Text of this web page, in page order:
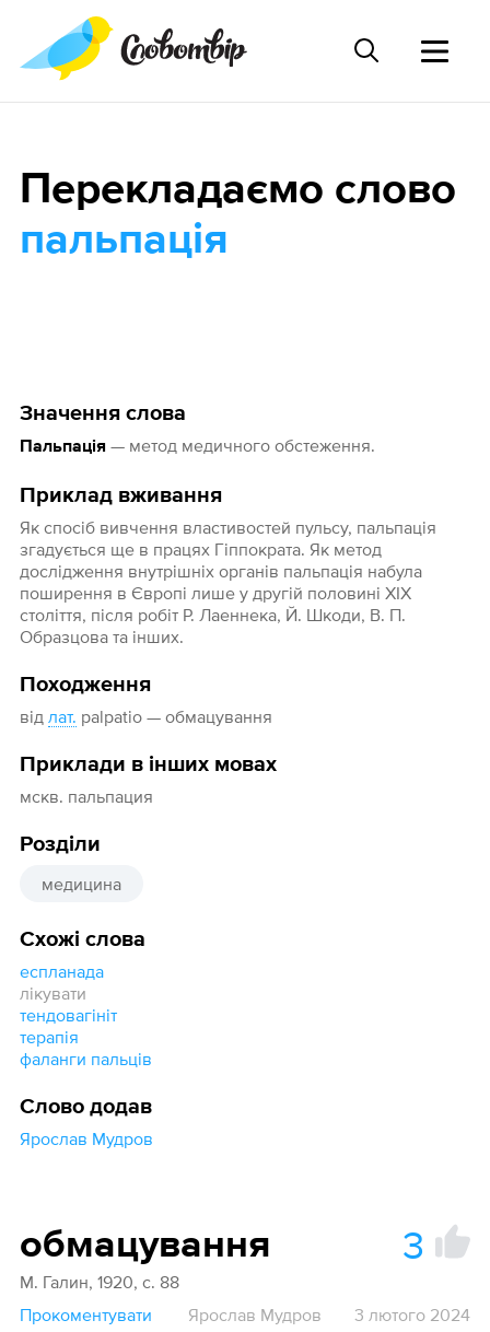
Значення слова
Пальпація— метод медичного обстеження.
Приклад вживання
Як спосіб вивчення властивостей пульсу, пальпація
згадується ще в працях Гіппократа. Як метод
дослідження внутрішніх органів пальпація набула
поширення в Європі лише у другій половині XIX
століття, після робіт Р. Лаеннека, Й. Шкоди, В. П.
Образцова та інших.
Походження
від лат. palpatio — обмацування
Приклади в інших мовах
мскв. пальпация
Розділи
медицина
Схожі слова
еспланада
лікувати
тендовагініт
терапія
фаланги пальців
Слово додав
Ярослав Мудров
Перекладаємо слово
пальпація
обмацування 3
М. Галин, 1920, с. 88
Прокоментувати
Ярослав Мудров 3 лютого 2024